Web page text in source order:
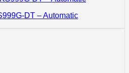
DT – Automatic